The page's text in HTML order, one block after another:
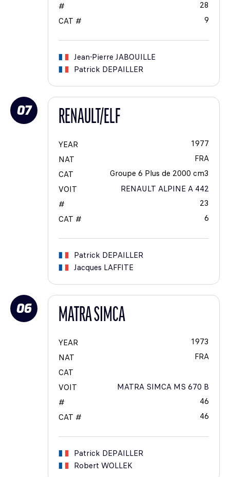
#
28
CAT #
9
Jean-Pierre JABOUILLE
Patrick DEPAILLER
07 RENAULT/ELF
YEAR
1977
NAT
FRA
CAT
Groupe 6 Plus de 2000 cm3
VOIT
RENAULT ALPINE A 442
#
23
CAT #
6
Patrick DEPAILLER
Jacques LAFFITE
06 MATRA SIMCA
YEAR
1973
NAT
FRA
CAT
VOIT
MATRA SIMCA MS 670 B
#
46
CAT #
46
Patrick DEPAILLER
Robert WOLLEK